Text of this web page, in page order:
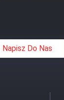
Napisz Do Nas